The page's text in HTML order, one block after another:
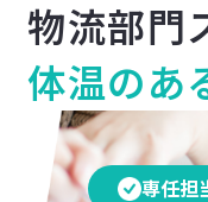
物流部門
体温のあ
専任担